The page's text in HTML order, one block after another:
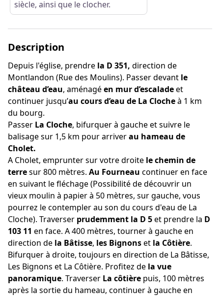
siècle, ainsi que le clocher.
Description
Depuis l'église, prendre la D 351, direction de
Montlandon (Rue des Moulins). Passer devant le
château d’eau, aménagéen mur d’escaladeet
continuer jusqu’au cours d’eau de La Clocheà 1 km
du bourg.
Passer La Cloche, bifurquer à gauche et suivre le
balisage sur 1,5 km pour arriverau hameau de
Cholet.
A Cholet, emprunter sur votre droite le chemin de
terresur 800 mètres. Au Fourneau continuer en face
en suivant le fléchage (Possibilité de découvrir un
vieux moulin à papier à 50 mètres, sur gauche, vous
pourrez le contempler au son du cours d'eau de La
Cloche). Traverser prudemment la D 5et prendre la D
103 11 en face. A 400 mètres, tourner à gauche en
direction de la Bâtisse, les Bignonset la Côtière.
Bifurquer à droite, toujours en direction de La Bâtisse,
Les Bignons et La Côtière. Profitez de la vue
panoramique. Traverser La côtière puis, 100 mètres
après la sortie du hameau, continuer à gauche en